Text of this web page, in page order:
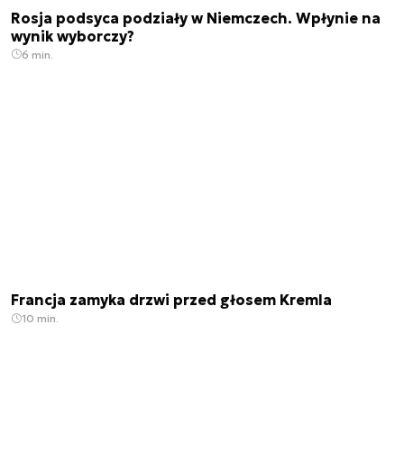
Rosja podsyca podziały w Niemczech. Wpłynie na
wynik wyborczy?
6 min.
Francja zamyka drzwi przed głosem Kremla
10 min.